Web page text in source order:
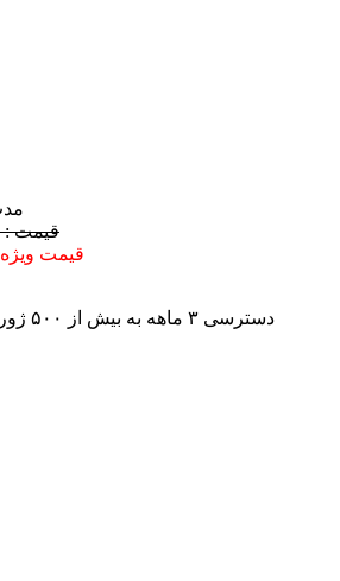
ﻣﺪﺕ
قیمت : 12,000,000 تومان
قیمت ویژه :